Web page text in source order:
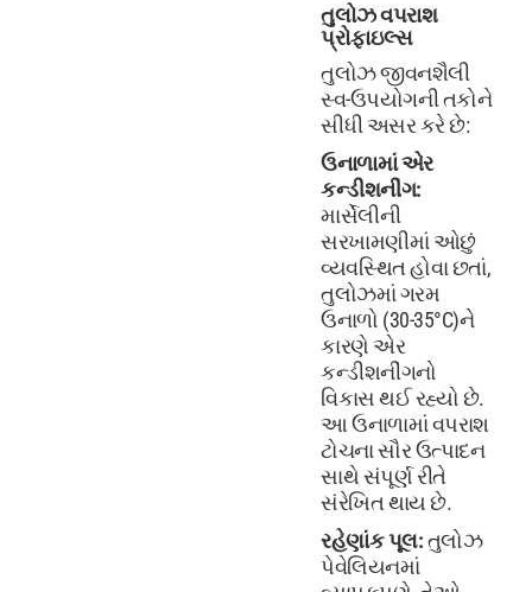
તુલોઝ વપરાશ
પ્રોફાઇલ્સ
તુલોઝ જીવનશૈલી
સ્વ-ઉપયોગની તકોને
સીધી અસર કરે છે:
ઉનાળામાં એર
કન્ડીશનીંગ:
માર્સેલીની
સરખામણીમાં ઓછું
વ્યવસ્થિત હોવા છતાં,
તુલોઝમાં ગરમ ​​
ઉનાળો (30-35°C)ને
કારણે એર
કન્ડીશનીંગનો
વિકાસ થઈ રહ્યો છે.
આ ઉનાળામાં વપરાશ
ટોચના સૌર ઉત્પાદન
સાથે સંપૂર્ણ રીતે
સંરેખિત થાય છે.
રહેણાંક પૂલ:તુલોઝ
પેવેલિયનમાં